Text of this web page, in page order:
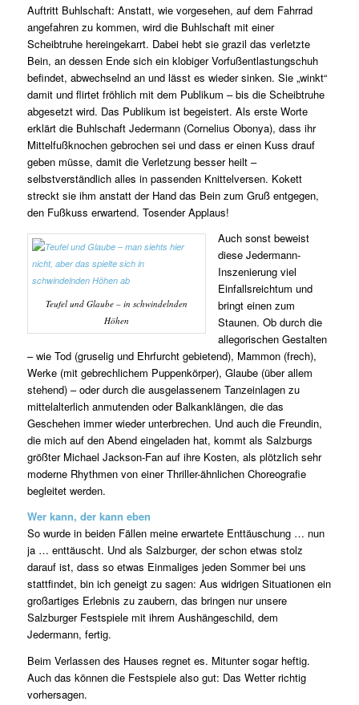
Auftritt Buhlschaft: Anstatt, wie vorgesehen, auf dem Fahrrad
angefahren zu kommen, wird die Buhlschaft mit einer
Scheibtruhe hereingekarrt. Dabei hebt sie grazil das verletzte
Bein, an dessen Ende sich ein klobiger Vorfußentlastungschuh
befindet, abwechselnd an und lässt es wieder sinken. Sie „winkt“
damit und flirtet fröhlich mit dem Publikum – bis die Scheibtruhe
abgesetzt wird. Das Publikum ist begeistert. Als erste Worte
erklärt die Buhlschaft Jedermann (Cornelius Obonya), dass ihr
Mittelfußknochen gebrochen sei und dass er einen Kuss drauf
geben müsse, damit die Verletzung besser heilt –
selbstverständlich alles in passenden Knittelversen. Kokett
streckt sie ihm anstatt der Hand das Bein zum Gruß entgegen,
den Fußkuss erwartend. Tosender Applaus!
Teufel und Glaube – in schwindelnden
Höhen
Auch sonst beweist
diese Jedermann-
Inszenierung viel
Einfallsreichtum und
bringt einen zum
Staunen. Ob durch die
allegorischen Gestalten
– wie Tod (gruselig und Ehrfurcht gebietend), Mammon (frech),
Werke (mit gebrechlichem Puppenkörper), Glaube (über allem
stehend) – oder durch die ausgelassenem Tanzeinlagen zu
mittelalterlich anmutenden oder Balkanklängen, die das
Geschehen immer wieder unterbrechen. Und auch die Freundin,
die mich auf den Abend eingeladen hat, kommt als Salzburgs
größter Michael Jackson-Fan auf ihre Kosten, als plötzlich sehr
moderne Rhythmen von einer Thriller-ähnlichen Choreografie
begleitet werden.
Wer kann, der kann eben
So wurde in beiden Fällen meine erwartete Enttäuschung … nun
ja … enttäuscht. Und als Salzburger, der schon etwas stolz
darauf ist, dass so etwas Einmaliges jeden Sommer bei uns
stattfindet, bin ich geneigt zu sagen: Aus widrigen Situationen ein
großartiges Erlebnis zu zaubern, das bringen nur unsere
Salzburger Festspiele mit ihrem Aushängeschild, dem
Jedermann, fertig.
Beim Verlassen des Hauses regnet es. Mitunter sogar heftig.
Auch das können die Festspiele also gut: Das Wetter richtig
vorhersagen.